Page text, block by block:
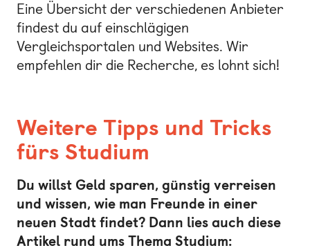
Eine Übersicht der verschiedenen Anbieter
findest du auf einschlägigen
Vergleichsportalen und Websites. Wir
empfehlen dir die Recherche, es lohnt sich!
Weitere Tipps und Tricks
fürs Studium
Du willst Geld sparen, günstig verreisen
und wissen, wie man Freunde in einer
neuen Stadt findet? Dann lies auch diese
Artikel rund ums Thema Studium: